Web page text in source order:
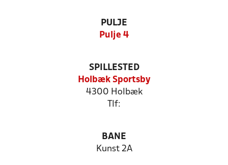
PULJE
Pulje 4
SPILLESTED
Holbæk Sportsby
4300 Holbæk
Tlf:
BANE
Kunst 2A